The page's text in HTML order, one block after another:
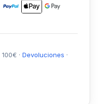
100€ · Devoluciones ·